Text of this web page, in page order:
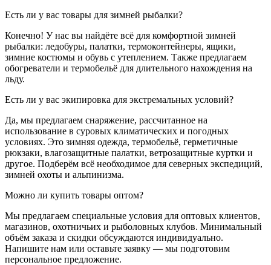
Есть ли у вас товары для зимней рыбалки?
Конечно! У нас вы найдёте всё для комфортной зимней
рыбалки: ледобуры, палатки, термоконтейнеры, ящики,
зимние костюмы и обувь с утеплением. Также предлагаем
обогреватели и термобельё для длительного нахождения на
льду.
Есть ли у вас экипировка для экстремальных условий?
Да, мы предлагаем снаряжение, рассчитанное на
использование в суровых климатических и погодных
условиях. Это зимняя одежда, термобельё, герметичные
рюкзаки, влагозащитные палатки, ветрозащитные куртки и
другое. Подберём всё необходимое для северных экспедиций,
зимней охоты и альпинизма.
Можно ли купить товары оптом?
Мы предлагаем специальные условия для оптовых клиентов,
магазинов, охотничьих и рыболовных клубов. Минимальный
объём заказа и скидки обсуждаются индивидуально.
Напишите нам или оставьте заявку — мы подготовим
персональное предложение.